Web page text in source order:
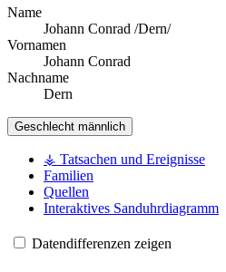
Name
Johann Conrad /Dern/
Vornamen
Johann Conrad
Nachname
Dern
Geschlecht männlich
⚶ Tatsachen und Ereignisse
Familien
Quellen
Interaktives Sanduhrdiagramm
Datendifferenzen zeigen